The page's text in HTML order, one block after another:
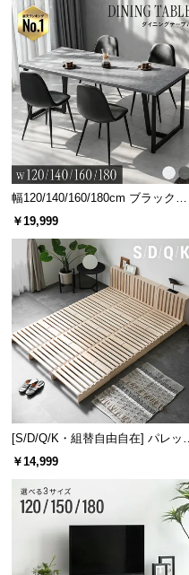
幅120/140/160/180cm ブラックフ
レーム ダイニング 大理石調 4人掛
￥19,999
[S/D/Q/K・組替自由自在] パレット
ベッド 8/12/16枚セット
￥14,999